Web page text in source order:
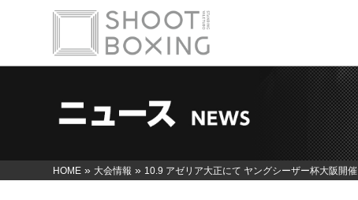
HOME » 大会情報 » 10.9 アゼリア大正にて ヤングシーザー杯大阪開催